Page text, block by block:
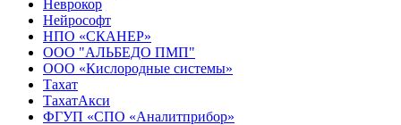
Неврокор
Нейрософт
НПО «СКАНЕР»
ООО "АЛЬБЕДО ПМП"
ООО «Кислородные системы»
Тахат
ТахатАкси
ФГУП «СПО «Аналитприбор»